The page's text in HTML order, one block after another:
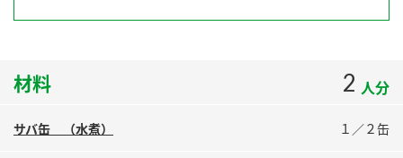
スペシャルサイト
すしラボ
おいしさと健康への取り組み
よくあるご質問
材料 2 人分
サバ缶 （水煮） １／２缶